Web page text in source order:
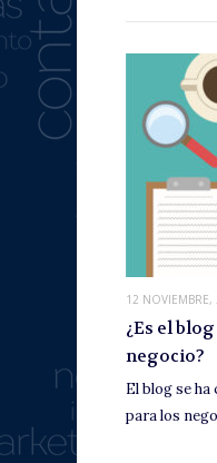
12 NOVIEMBRE,
¿Es el
negocio?
El blog se
para los